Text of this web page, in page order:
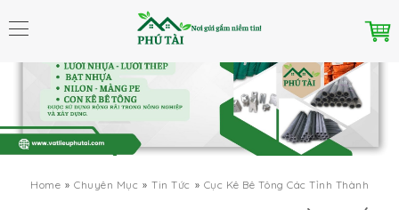
Home Chuyên Mục Tin Tức Cục Kê Bê Tông Các Tỉnh Thành